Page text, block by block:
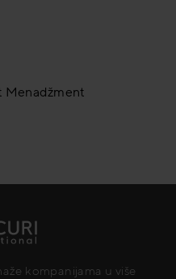
Menadžment
kompanijama u više